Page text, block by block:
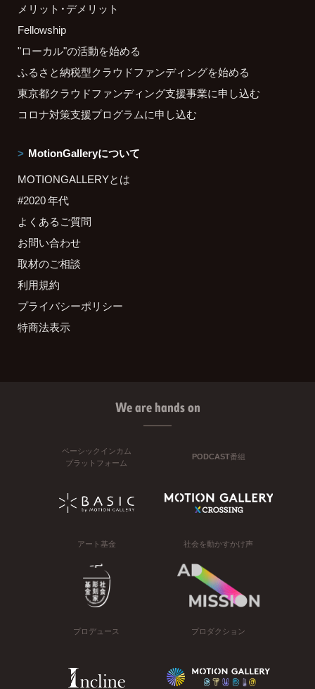
メリット・デメリット
Fellowship
"ローカル"の活動を始める
ふるさと納税型クラウドファンディングを始める
東京都クラウドファンディング支援事業に申し込む
コロナ対策支援プログラムに申し込む
MotionGalleryについて
MOTIONGALLERYとは
#2020 年代
よくあるご質問
お問い合わせ
取材のご相談
利用規約
プライバシーポリシー
特商法表示
We are hands on
ベーシックインカム
プラットフォーム
PODCAST番組
アート基金 社会を動かすかけ声
プロデュース プロダクション